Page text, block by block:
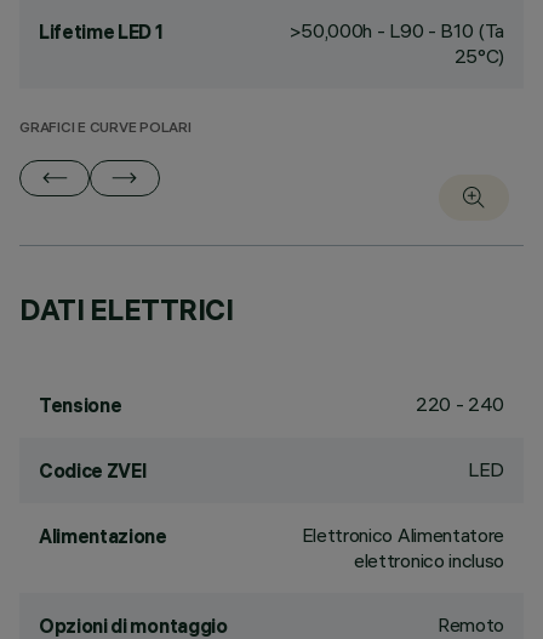
Lifetime LED 1
>50,000h - L90 - B10 (Ta
25°C)
GRAFICI E CURVE POLARI
DATI ELETTRICI
Tensione 220 - 240
Codice ZVEI LED
Alimentazione
Elettronico Alimentatore
elettronico incluso
Opzioni di montaggio Remoto